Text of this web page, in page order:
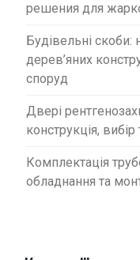
решения для
Будівельні скоби:
дерев’яних
споруд
Двері
конструкція,
Комплектація
обладнання та